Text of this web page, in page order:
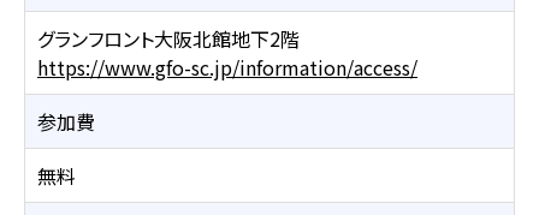
グランフロント大阪北館地下2階
https://www.gfo-sc.jp/information/access/
参加費
無料